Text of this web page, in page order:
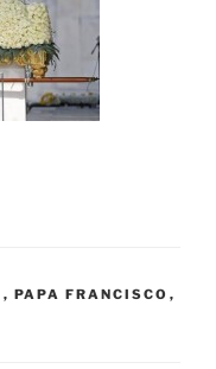
, PAPA FRANCISCO ,